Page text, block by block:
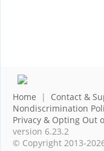
Home | Contact &
Nondiscrimination
Privacy & Opting Out
version 6.23.2
© Copyright 2013-